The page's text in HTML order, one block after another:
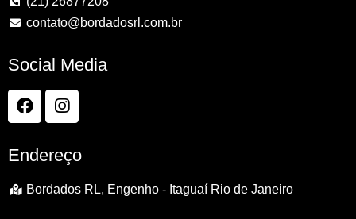
contato@bordadosrl.com.br
Social Media
Endereço
Bordados RL, Engenho - Itaguaí Rio de Janeiro